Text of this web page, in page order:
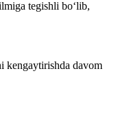
tegishli bo‘lib,
kengaytirishda davom